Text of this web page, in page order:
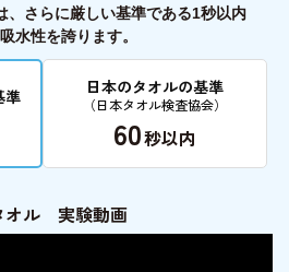
、さらに厳しい基準である1秒以内
水性を誇ります。
準 日本のタオルの基準
（日本タオル検査協会）
60秒以内
オル 実験動画